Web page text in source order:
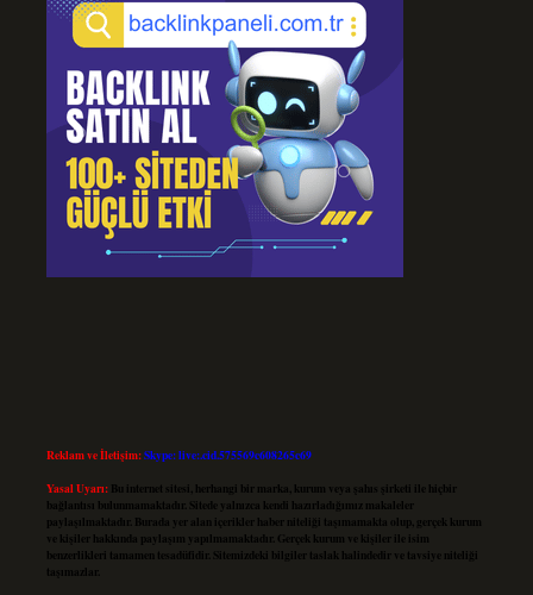
Reklam ve İletişim:Skype: live:.cid.575569c608265c69
Yasal Uyarı: Bu internet sitesi, herhangi bir marka, kurum veya şahıs şirketi ile hiçbir
bağlantısı bulunmamaktadır. Sitede yalnızca kendi hazırladığımız makaleler
paylaşılmaktadır. Burada yer alan içerikler haber niteliği taşımamakta olup, gerçek kurum
ve kişiler hakkında paylaşım yapılmamaktadır. Gerçek kurum ve kişiler ile isim
benzerlikleri tamamen tesadüfidir. Sitemizdeki bilgiler taslak halindedir ve tavsiye niteliği
taşımazlar.